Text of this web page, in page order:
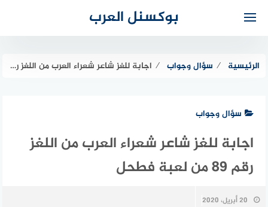
بوكسنل العرب
الرئيسية ⁄ سؤال وجواب ⁄ اجابة للغز شاعر شعراء العرب من اللغز رقم 89 من لعبة فطحل
سؤال وجواب
اجابة للغز شاعر شعراء العرب من اللغز
رقم 89 من لعبة فطحل
20 أبريل، 2020